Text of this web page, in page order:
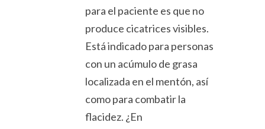
para el paciente es que no
produce cicatrices visibles.
Está indicado para personas
con un acúmulo de grasa
localizada en el mentón, así
como para combatir la
flacidez. ¿En